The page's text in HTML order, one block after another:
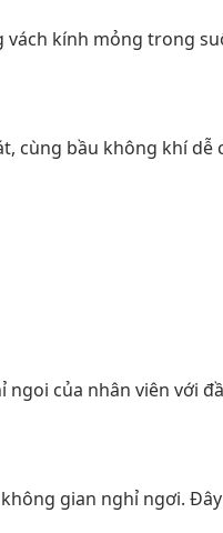
vách kính mỏng trong
cùng bầu không khí dễ
ngoi của nhân viên với
gian nghỉ ngơi.